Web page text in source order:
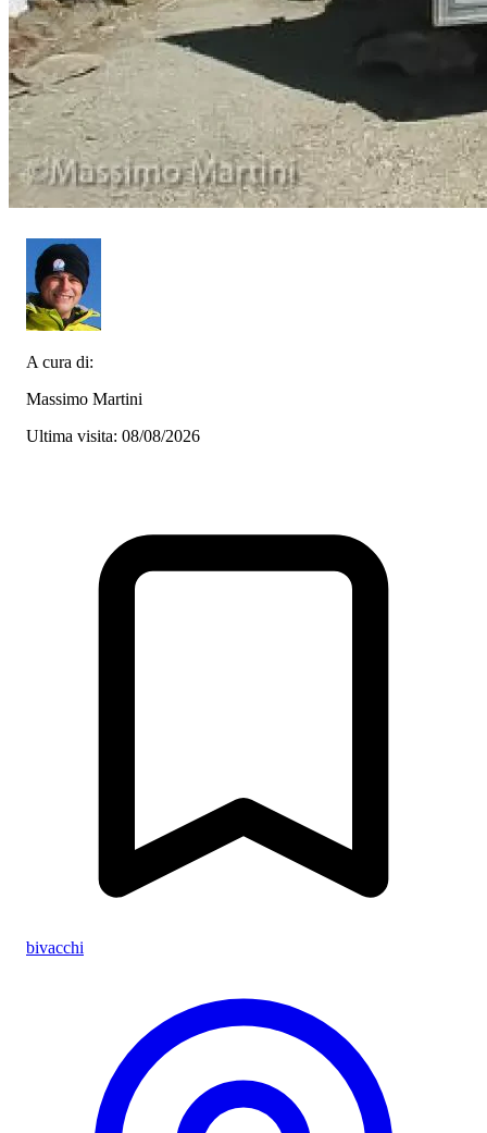
A cura di:
Massimo Martini
Ultima visita: 08/08/2026
bivacchi